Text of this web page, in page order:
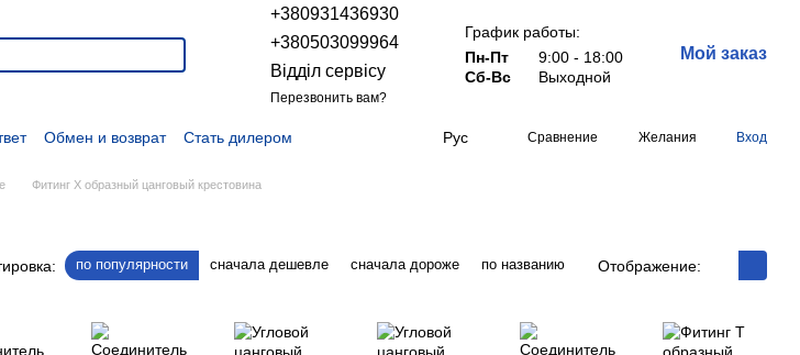
+380931436930
+380503099964
Відділ сервісу
Перезвонить вам?
График работы:
Пн-Пт
9:00 - 18:00
Сб-Вс
Выходной
Мой заказ
Обмен и возврат
Стать дилером
Договор оферты Распродажа
Рус Сравнение Желания Вход
Фитинг Х образный цанговый крестовина
по популярности сначала дешевле сначала дороже по названию Отображение: